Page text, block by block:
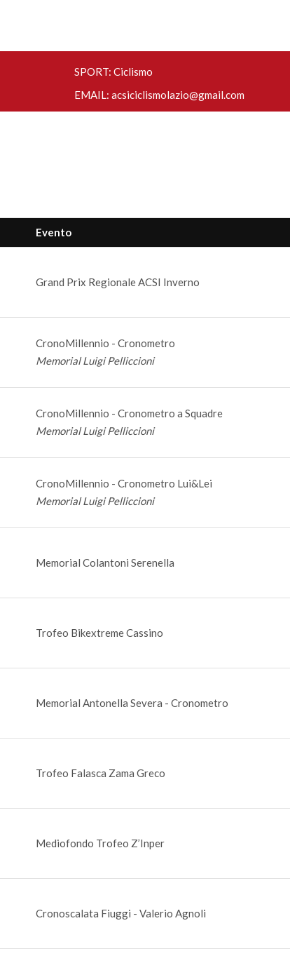
SPORT: Ciclismo
EMAIL: acsiciclismolazio@gmail.com
Evento
Grand Prix Regionale ACSI Inverno
CronoMillennio - Cronometro
Memorial Luigi Pelliccioni
CronoMillennio - Cronometro a Squadre
Memorial Luigi Pelliccioni
CronoMillennio - Cronometro Lui&Lei
Memorial Luigi Pelliccioni
Memorial Colantoni Serenella
Trofeo Bikextreme Cassino
Memorial Antonella Severa - Cronometro
Trofeo Falasca Zama Greco
Mediofondo Trofeo Z’Inper
Cronoscalata Fiuggi - Valerio Agnoli